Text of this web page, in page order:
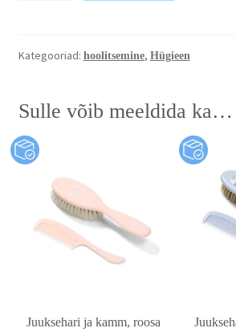
Kategooriad: hoolitsemine, Hügieen
Sulle võib meeldida ka…
Juuksehari ja kamm, roosa